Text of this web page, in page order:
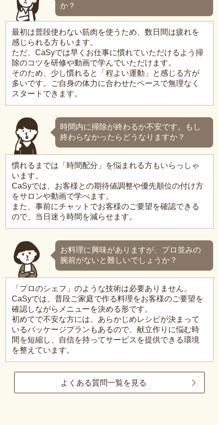
か？
最初は普段使わない筋肉を使うため、数日間は疲れを
感じられる方もいます。
ただ、CaSyでは早くお仕事に慣れていただけるよう掃
除のコツを研修や動画で学んでいただけます。
そのため、少し慣れると「程よい運動」と感じる方が
多いです。ご自身の体力に合わせたペースで無理なく
スタートできます。
時間内に掃除が終わるか不安です。もし
終わらなかったらどうなりますか？
慣れるまでは「時間配分」を悩まれる方もいらっしゃ
います。
CaSyでは、お客様との期待値調整や優先順位の付け方
をサロンや動画で学べます。
また、事前にチャットでお客様のご要望を確認できる
ので、当日迷う時間を減らせます。
お料理に興味がありますが、プロ並みの
腕前がないと難しいでしょうか？
「プロのシェフ」のような技術は必要ありません。
CaSyでは、普段ご家庭で作る料理をお客様のご要望を
確認しながらメニューを決める形です。
初めてで不安な方には、あらかじめレシピが決まって
いるパッケージプランもあるので、献立作りに悩む時
間を短縮し、自信を持ってサービスを提供できる環境
を整えています。
よくある質問一覧を見る